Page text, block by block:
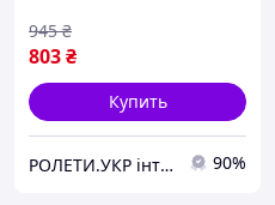
803₴
945 ₴
Купить
РОЛЕТИ.УКР інтернет-магазин ролет та жалюзі 90%